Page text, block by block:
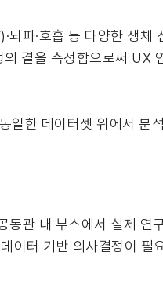
뇌파·호흡 등 다양한 생체
결을 측정함으로써 UX
일한 데이터셋 위에서 분
관 내 부스에서 실제 연
이터 기반 의사결정이 필